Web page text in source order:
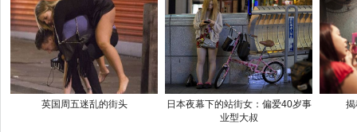
英国周五迷乱的街头
日本夜幕下的站街女：偏爱40岁事
业型大叔